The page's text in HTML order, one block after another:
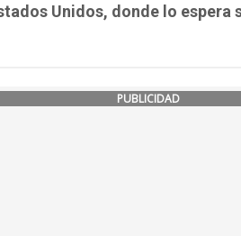
Unidos, donde lo espera
PUBLICIDAD